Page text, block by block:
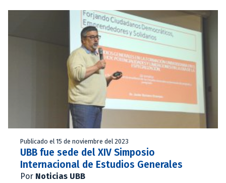
Publicado el 15 de noviembre del 2023
UBB fue sede del XIV Simposio
Internacional de Estudios Generales
Por Noticias UBB